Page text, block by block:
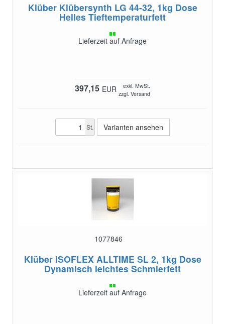
Klüber Klübersynth LG 44-32, 1kg Dose
Helles Tieftemperaturfett
Lieferzeit auf Anfrage
397,15 EUR
exkl. MwSt.
zzgl. Versand
St. Varianten ansehen
1077846
Klüber ISOFLEX ALLTIME SL 2, 1kg Dose
Dynamisch leichtes Schmierfett
Lieferzeit auf Anfrage